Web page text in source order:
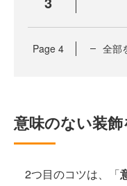
Page 4 全部
意味のない装
2つ目のコツは、「